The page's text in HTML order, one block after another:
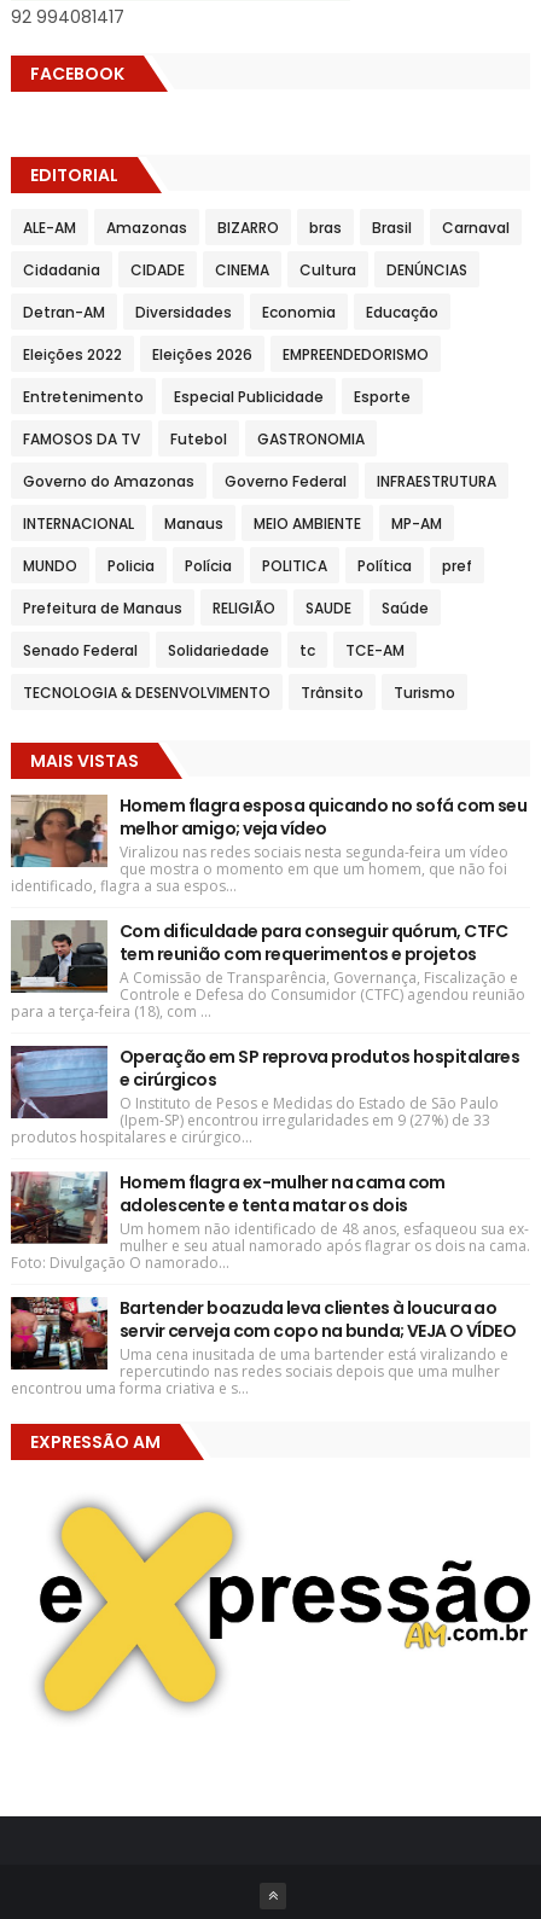
92 994081417
FACEBOOK
EDITORIAL
ALE-AM Amazonas BIZARRO bras Brasil Carnaval
Cidadania CIDADE CINEMA Cultura DENÚNCIAS
Detran-AM Diversidades Economia Educação
Eleições 2022 Eleições 2026 EMPREENDEDORISMO
Entretenimento Especial Publicidade Esporte
FAMOSOS DA TV Futebol GASTRONOMIA
Governo do Amazonas Governo Federal INFRAESTRUTURA
INTERNACIONAL Manaus MEIO AMBIENTE MP-AM
MUNDO Policia Polícia POLITICA Política pref
Prefeitura de Manaus RELIGIÃO SAUDE Saúde
Senado Federal Solidariedade tc TCE-AM
TECNOLOGIA & DESENVOLVIMENTO Trânsito Turismo
MAIS VISTAS
Homem flagra esposa quicando no sofá com seu
melhor amigo; veja vídeo
Viralizou nas redes sociais nesta segunda-feira um vídeo
que mostra o momento em que um homem, que não foi
identificado, flagra a sua espos...
Com dificuldade para conseguir quórum, CTFC
tem reunião com requerimentos e projetos
A Comissão de Transparência, Governança, Fiscalização e
Controle e Defesa do Consumidor (CTFC) agendou reunião
para a terça-feira (18), com ...
Operação em SP reprova produtos hospitalares
e cirúrgicos
O Instituto de Pesos e Medidas do Estado de São Paulo
(Ipem-SP) encontrou irregularidades em 9 (27%) de 33
produtos hospitalares e cirúrgico...
Homem flagra ex-mulher na cama com
adolescente e tenta matar os dois
Um homem não identificado de 48 anos, esfaqueou sua ex-
mulher e seu atual namorado após flagrar os dois na cama.
Foto: Divulgação O namorado...
Bartender boazuda leva clientes à loucura ao
servir cerveja com copo na bunda; VEJA O VÍDEO
Uma cena inusitada de uma bartender está viralizando e
repercutindo nas redes sociais depois que uma mulher
encontrou uma forma criativa e s...
EXPRESSÃO AM